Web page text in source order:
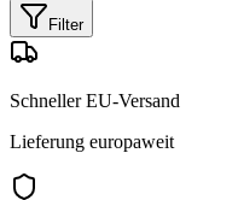
Filter
Schneller EU-Versand
Lieferung europaweit